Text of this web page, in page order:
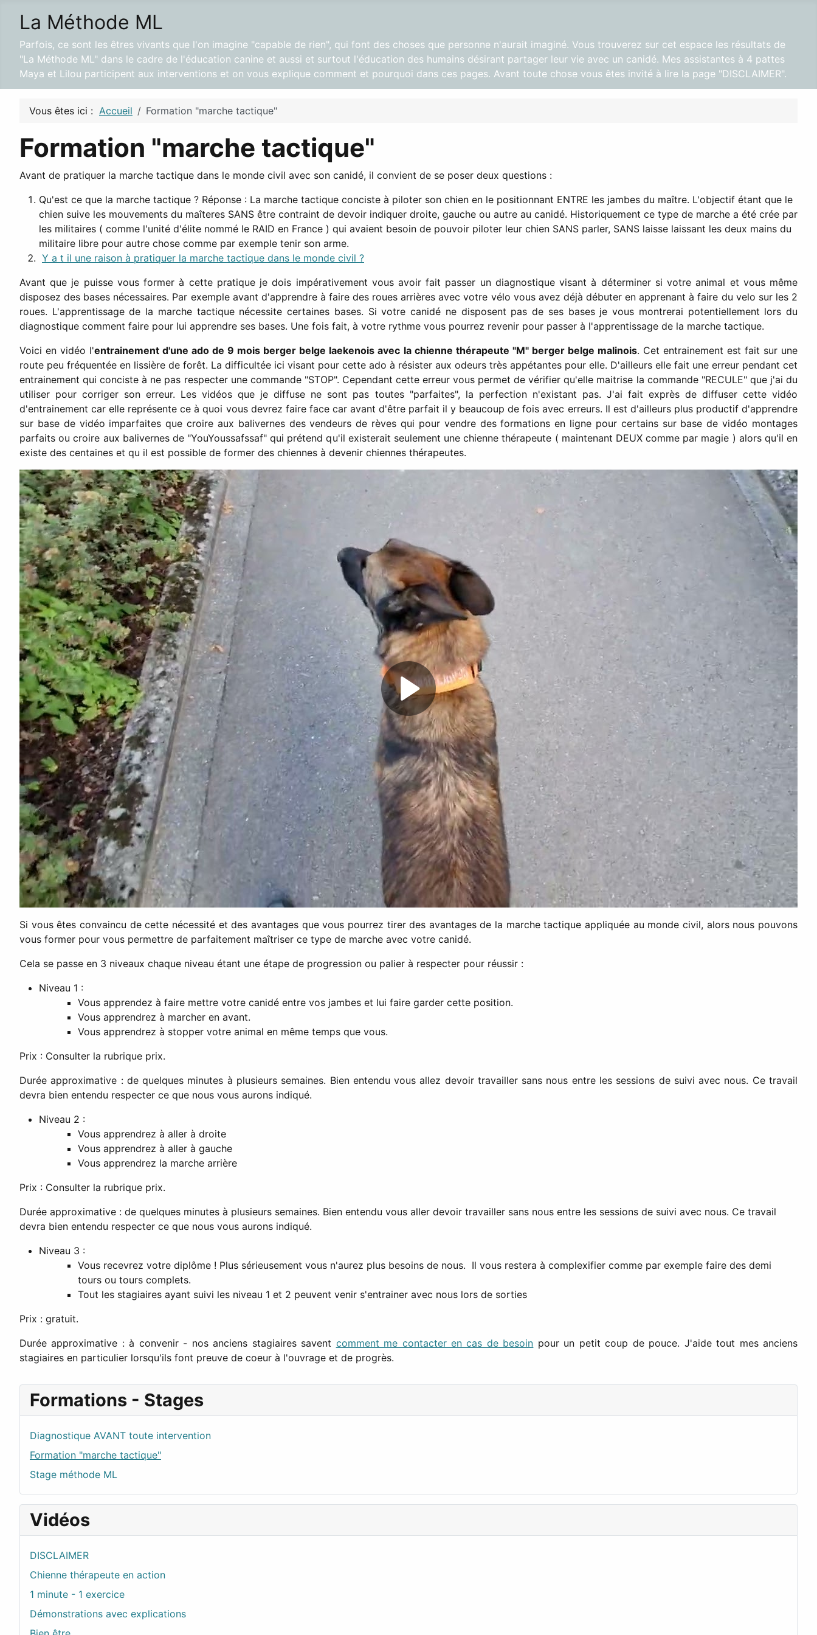
La Méthode ML
Parfois, ce sont les êtres vivants que l'on imagine "capable de rien", qui font des choses que personne n'aurait imaginé. Vous trouverez sur cet espace les résultats de
"La Méthode ML" dans le cadre de l'éducation canine et aussi et surtout l'éducation des humains désirant partager leur vie avec un canidé. Mes assistantes à 4 pattes
Maya et Lilou participent aux interventions et on vous explique comment et pourquoi dans ces pages. Avant toute chose vous êtes invité à lire la page "DISCLAIMER".
Formations - Stages
Diagnostique AVANT toute intervention
Formation "marche tactique"
Stage méthode ML
Vidéos
DISCLAIMER
Chienne thérapeute en action
1 minute - 1 exercice
Démonstrations avec explications
Vous êtes ici : Accueil Formation "marche tactique"
Formation "marche tactique"
Avant de pratiquer la marche tactique dans le monde civil avec son canidé, il convient de se poser deux questions :
Qu'est ce que la marche tactique ? Réponse : La marche tactique conciste à piloter son chien en le positionnant ENTRE les jambes du maître. L'objectif étant que le
chien suive les mouvements du maîteres SANS être contraint de devoir indiquer droite, gauche ou autre au canidé. Historiquement ce type de marche a été crée par
les militaires ( comme l'unité d'élite nommé le RAID en France ) qui avaient besoin de pouvoir piloter leur chien SANS parler, SANS laisse laissant les deux mains du
militaire libre pour autre chose comme par exemple tenir son arme.
Y a t il une raison à pratiquer la marche tactique dans le monde civil ?
Avant que je puisse vous former à cette pratique je dois impérativement vous avoir fait passer un diagnostique visant à déterminer si votre animal et vous même
disposez des bases nécessaires. Par exemple avant d'apprendre à faire des roues arrières avec votre vélo vous avez déjà débuter en apprenant à faire du velo sur les 2
roues. L'apprentissage de la marche tactique nécessite certaines bases. Si votre canidé ne disposent pas de ses bases je vous montrerai potentiellement lors du
diagnostique comment faire pour lui apprendre ses bases. Une fois fait, à votre rythme vous pourrez revenir pour passer à l'apprentissage de la marche tactique.
Voici en vidéo l'entrainement d'une ado de 9 mois berger belge laekenois avec la chienne thérapeute "M" berger belge malinois. Cet entrainement est fait sur une
route peu fréquentée en lissière de forêt. La difficultée ici visant pour cette ado à résister aux odeurs très appétantes pour elle. D'ailleurs elle fait une erreur pendant cet
entrainement qui conciste à ne pas respecter une commande "STOP". Cependant cette erreur vous permet de vérifier qu'elle maitrise la commande "RECULE" que j'ai du
utiliser pour corriger son erreur. Les vidéos que je diffuse ne sont pas toutes "parfaites", la perfection n'existant pas. J'ai fait exprès de diffuser cette vidéo
d'entrainement car elle représente ce à quoi vous devrez faire face car avant d'être parfait il y beaucoup de fois avec erreurs. Il est d'ailleurs plus productif d'apprendre
sur base de vidéo imparfaites que croire aux balivernes des vendeurs de rèves qui pour vendre des formations en ligne pour certains sur base de vidéo montages
parfaits ou croire aux balivernes de "YouYoussafssaf" qui prétend qu'il existerait seulement une chienne thérapeute ( maintenant DEUX comme par magie ) alors qu'il en
existe des centaines et qu il est possible de former des chiennes à devenir chiennes thérapeutes.
Si vous êtes convaincu de cette nécessité et des avantages que vous pourrez tirer des avantages de la marche tactique appliquée au monde civil, alors nous pouvons
vous former pour vous permettre de parfaitement maîtriser ce type de marche avec votre canidé.
Cela se passe en 3 niveaux chaque niveau étant une étape de progression ou palier à respecter pour réussir :
Niveau 1 :
Vous apprendez à faire mettre votre canidé entre vos jambes et lui faire garder cette position.
Vous apprendrez à marcher en avant.
Vous apprendrez à stopper votre animal en même temps que vous.
Prix : Consulter la rubrique prix.
Durée approximative : de quelques minutes à plusieurs semaines. Bien entendu vous allez devoir travailler sans nous entre les sessions de suivi avec nous. Ce travail
devra bien entendu respecter ce que nous vous aurons indiqué.
Niveau 2 :
Vous apprendrez à aller à droite
Vous apprendrez à aller à gauche
Vous apprendrez la marche arrière
Prix : Consulter la rubrique prix.
Durée approximative : de quelques minutes à plusieurs semaines. Bien entendu vous aller devoir travailler sans nous entre les sessions de suivi avec nous. Ce travail
devra bien entendu respecter ce que nous vous aurons indiqué.
Niveau 3 :
Vous recevrez votre diplôme ! Plus sérieusement vous n'aurez plus besoins de nous. Il vous restera à complexifier comme par exemple faire des demi
tours ou tours complets.
Tout les stagiaires ayant suivi les niveau 1 et 2 peuvent venir s'entrainer avec nous lors de sorties
Prix : gratuit.
Durée approximative : à convenir - nos anciens stagiaires savent comment me contacter en cas de besoin pour un petit coup de pouce. J'aide tout mes anciens
stagiaires en particulier lorsqu'ils font preuve de coeur à l'ouvrage et de progrès.